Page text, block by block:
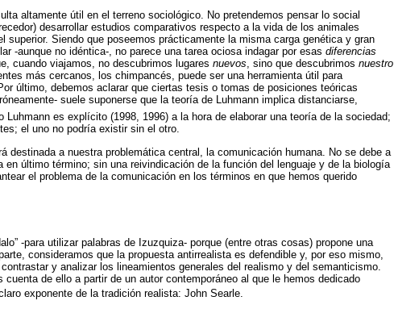
altamente útil en el terreno sociológico. No pretendemos pensar lo social
desarrollar estudios comparativos respecto a la vida de los animales
superior. Siendo que poseemos prácticamente la misma carga genética y gran
-aunque no idéntica-, no parece una tarea ociosa indagar por esas diferencias
cuando viajamos, no descubrimos lugares nuevos, sino que descubrimos nuestro
más cercanos, los chimpancés, puede ser una herramienta útil para
último, debemos aclarar que ciertas tesis o tomas de posiciones teóricas
suele suponerse que la teoría de Luhmann implica distanciarse,
Luhmann es explícito (1998, 1996) a la hora de elaborar una teoría de la sociedad;
el uno no podría existir sin el otro.
destinada a nuestra problemática central, la comunicación humana. No se debe a
en último término; sin una reivindicación de la función del lenguaje y de la biología
el problema de la comunicación en los términos en que hemos querido
-para utilizar palabras de Izuzquiza- porque (entre otras cosas) propone una
consideramos que la propuesta antirrealista es defendible y, por eso mismo,
y analizar los lineamientos generales del realismo y del semanticismo.
de ello a partir de un autor contemporáneo al que le hemos dedicado
exponente de la tradición realista: John Searle.